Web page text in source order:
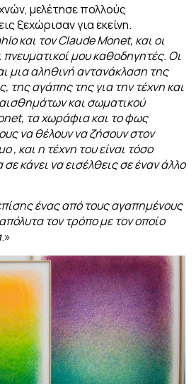
μελέτησε πολλούς
ξεχώρισανγια εκείνη.
και τον Claude Monet, και οι
πνευματικοί μου καθοδηγητές. Οι
μια αληθινή αντανάκλαση της
της αγάπης της για την τέχνη και
και σωματικού
τα χωράφια και το φως
να θέλουν να ζήσουν στον
, και η τέχνη του είναι τόσο
κάνει να εισέλθεις σε έναν άλλο
ένας από τους αγαπημένους
τον τρόπο με τον οποίο
.»